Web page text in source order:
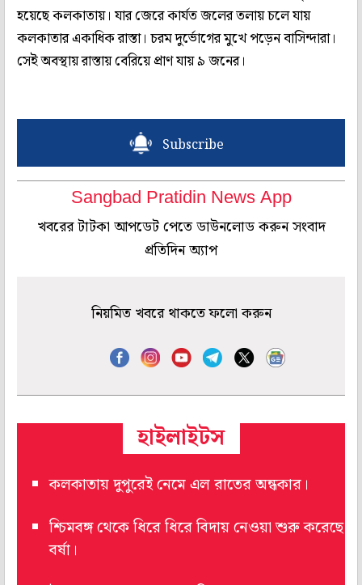
হয়েছে কলকাতায়। যার জেরে কার্যত জলের তলায় চলে যায়
কলকাতার একাধিক রাস্তা। চরম দুর্ভোগের মুখে পড়েন বাসিন্দারা।
সেই অবস্থায় রাস্তায় বেরিয়ে প্রাণ যায় ৯ জনের।
Subscribe
Sangbad Pratidin News App
খবরের টাটকা আপডেট পেতে ডাউনলোড করুন সংবাদ
প্রতিদিন অ্যাপ
নিয়মিত খবরে থাকতে ফলো করুন
হাইলাইটস
কলকাতায় দুপুরেই নেমে এল রাতের অন্ধকার।
শ্চিমবঙ্গ থেকে ধিরে ধিরে বিদায় নেওয়া শুরু করেছে
বর্ষা।